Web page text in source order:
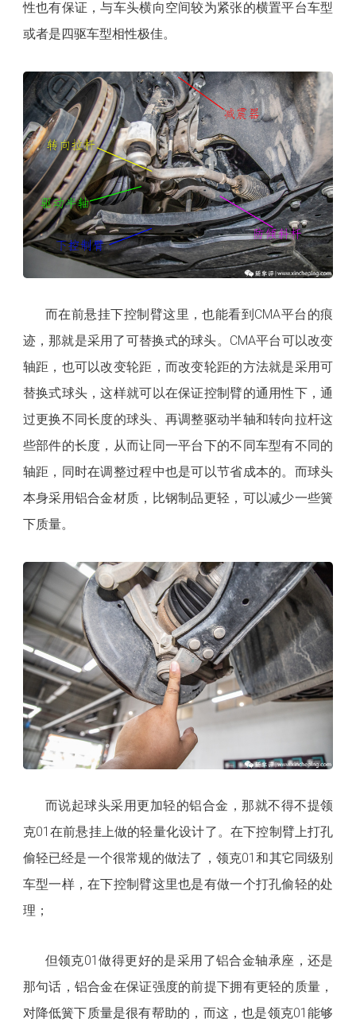
性也有保证，与车头横向空间较为紧张的横置平台车型
或者是四驱车型相性极佳。
而在前悬挂下控制臂这里，也能看到CMA平台的痕
迹，那就是采用了可替换式的球头。CMA平台可以改变
轴距，也可以改变轮距，而改变轮距的方法就是采用可
替换式球头，这样就可以在保证控制臂的通用性下，通
过更换不同长度的球头、再调整驱动半轴和转向拉杆这
些部件的长度，从而让同一平台下的不同车型有不同的
轴距，同时在调整过程中也是可以节省成本的。而球头
本身采用铝合金材质，比钢制品更轻，可以减少一些簧
下质量。
而说起球头采用更加轻的铝合金，那就不得不提领
克01在前悬挂上做的轻量化设计了。在下控制臂上打孔
偷轻已经是一个很常规的做法了，领克01和其它同级别
车型一样，在下控制臂这里也是有做一个打孔偷轻的处
理；
但领克01做得更好的是采用了铝合金轴承座，还是
那句话，铝合金在保证强度的前提下拥有更轻的质量，
对降低簧下质量是很有帮助的，而这，也是领克01能够